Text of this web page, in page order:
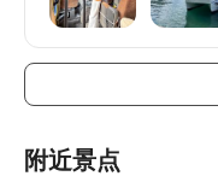
可以规划得久一点。
附近景点